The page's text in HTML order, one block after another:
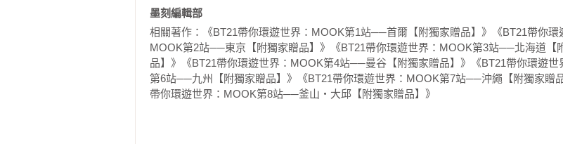
126 城崎温泉
130   京阪神旅遊資訊
134 記下自己美好的旅遊回憶
墨刻編輯部
相關著作：《BT21帶你環遊世界：MOOK第1站──首爾【附獨家贈品】》《BT21帶你環
MOOK第2站──東京【附獨家贈品】》《BT21帶你環遊世界：MOOK第3站──北海道【
品】》《BT21帶你環遊世界：MOOK第4站──曼谷【附獨家贈品】》《BT21帶你環遊世
第6站──九州【附獨家贈品】》《BT21帶你環遊世界：MOOK第7站──沖繩【附獨家贈
帶你環遊世界：MOOK第8站──釜山‧大邱【附獨家贈品】》